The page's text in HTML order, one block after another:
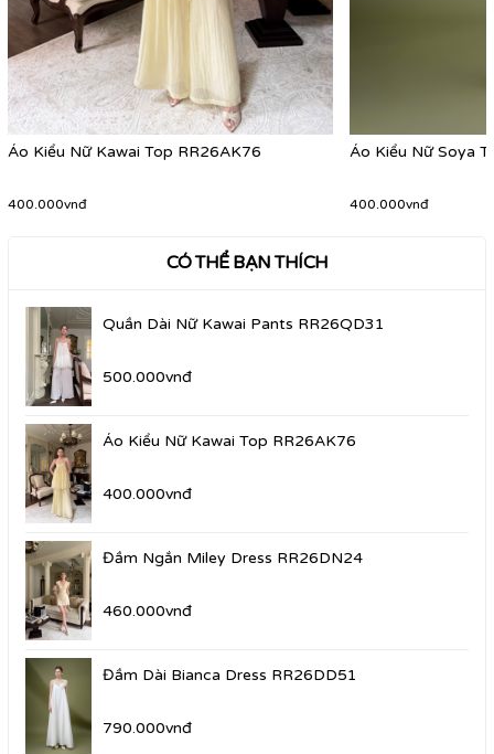
Áo Kiểu Nữ Kawai Top RR26AK76
400.000vnđ
Áo Kiểu Nữ Soya
400.000vnđ
CÓ THỂ BẠN THÍCH
Quần Dài Nữ Kawai Pants RR26QD31
500.000vnđ
Áo Kiểu Nữ Kawai Top RR26AK76
400.000vnđ
Đầm Ngắn Miley Dress RR26DN24
460.000vnđ
Đầm Dài Bianca Dress RR26DD51
790.000vnđ